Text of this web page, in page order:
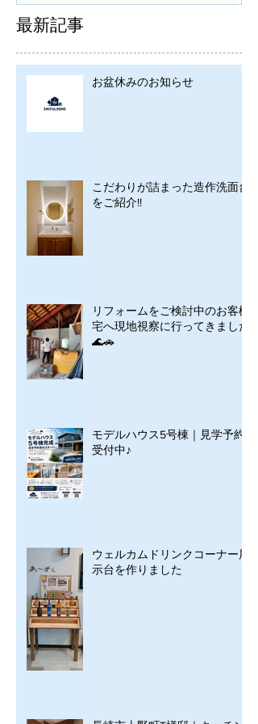
最新記事
お盆休みのお知らせ
こだわりが詰まった造作洗面台
をご紹介!!
リフォームをご検討中のお客様
宅へ現地視察に行ってきました
🌊🚗
モデルハウス5号棟｜見学予約
受付中♪
ウェルカムドリンクコーナー展
示台を作りました